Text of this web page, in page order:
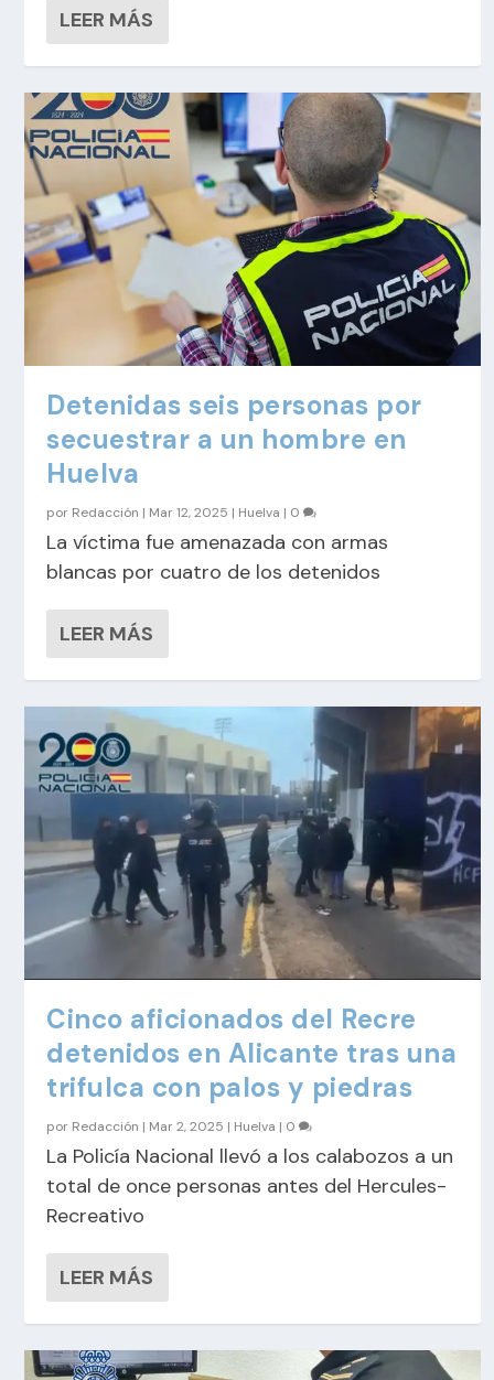
LEER MÁS
Detenidas seis personas por
secuestrar a un hombre en
Huelva
por Redacción | Mar 12, 2025 | Huelva | 0
La víctima fue amenazada con armas
blancas por cuatro de los detenidos
LEER MÁS
Cinco aficionados del Recre
detenidos en Alicante tras una
trifulca con palos y piedras
por Redacción | Mar 2, 2025 | Huelva | 0
La Policía Nacional llevó a los calabozos a un
total de once personas antes del Hercules-
Recreativo
LEER MÁS